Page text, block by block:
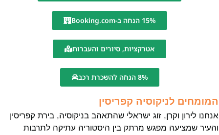
15% הנחה ב-Booking.com
אטרקציות, סיורים והעברות
8% הנחה להשכרת רכב
המומחים לניקוסיה קפריסין
אנחנו לירון וקרן, זוג ישראלי שהתאהב בניקוסיה, בירת קפריסין
והעיר שמציעה מפגש מרתק בין היסטוריה עתיקה לתרבות